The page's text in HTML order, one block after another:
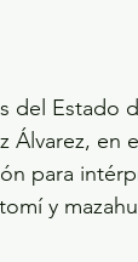
del Estado
Álvarez, en
para
y